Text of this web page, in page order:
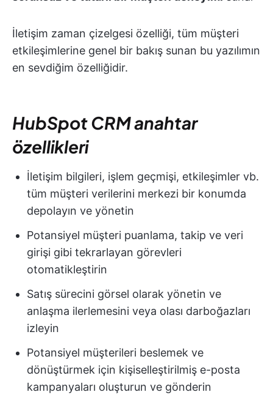
İletişim zaman çizelgesi özelliği, tüm müşteri
etkileşimlerine genel bir bakış sunan bu yazılımın
en sevdiğim özelliğidir.
HubSpot CRM anahtar
özellikleri
İletişim bilgileri, işlem geçmişi, etkileşimler vb.
tüm müşteri verilerini merkezi bir konumda
depolayın ve yönetin
Potansiyel müşteri puanlama, takip ve veri
girişi gibi tekrarlayan görevleri
otomatikleştirin
Satış sürecini görsel olarak yönetin ve
anlaşma ilerlemesini veya olası darboğazları
izleyin
Potansiyel müşterileri beslemek ve
dönüştürmek için kişiselleştirilmiş e-posta
kampanyaları oluşturun ve gönderin